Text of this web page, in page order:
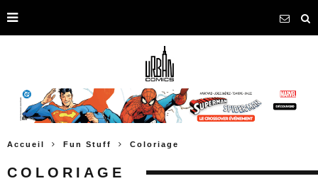
Accueil Fun Stuff Coloriage
COLORIAGE